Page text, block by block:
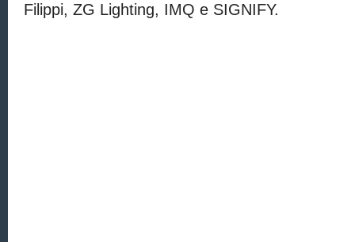
Filippi, ZG Lighting, IMQ e SIGNIFY.